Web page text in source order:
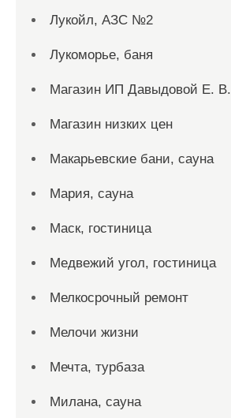
Лукойл, АЗС №2
Лукоморье, баня
Магазин ИП Давыдовой Е. В.
Магазин низких цен
Макарьевские бани, сауна
Мария, сауна
Маск, гостиница
Медвежий угол, гостиница
Мелкосрочный ремонт
Мелочи жизни
Мечта, турбаза
Милана, сауна